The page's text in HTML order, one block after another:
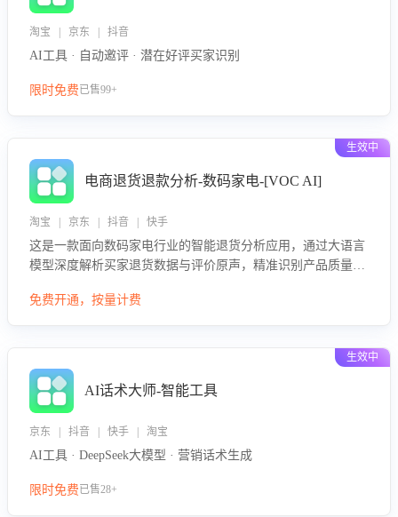
淘宝 | 京东 | 抖音
AI工具 · 自动邀评 · 潜在好评买家识别
限时免费已售99+
生效中
电商退货退款分析-数码家电-[VOC AI]
淘宝 | 京东 | 抖音 | 快手
这是一款面向数码家电行业的智能退货分析应用，通过大语言
模型深度解析买家退货数据与评价原声，精准识别产品质量、
议，通过挖掘用户痛点驱动产品迭代，从根本上降低退货率，
免费开通，按量计费
生效中
AI话术大师-智能工具
京东 | 抖音 | 快手 | 淘宝
AI工具 · DeepSeek大模型 · 营销话术生成
限时免费已售28+